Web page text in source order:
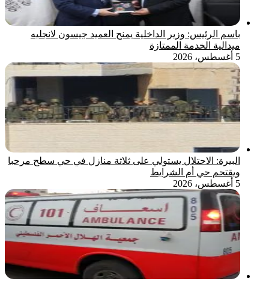
باسم الرئيس: وزير الداخلية يمنح العميد جيسون لانجليه
ميدالية الخدمة الممتازة
5 أغسطس، 2026
البيرة: الاحتلال يستولي على ثلاثة منازل في حي سطح مرحبا
ويقتحم حي أم الشرايط
5 أغسطس، 2026